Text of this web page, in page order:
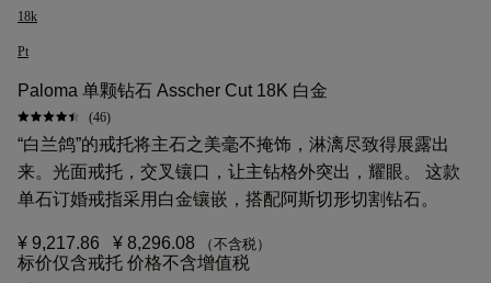
18k
Pt
Paloma 单颗钻石 Asscher Cut 18K 白金
(46)
“白兰鸽”的戒托将主石之美毫不掩饰，淋漓尽致得展露出
来。光面戒托，交叉镶口，让主钻格外突出，耀眼。 这款
单石订婚戒指采用白金镶嵌，搭配阿斯切形切割钻石。
¥ 9,217.86 ¥ 8,296.08 （不含税）
标价仅含戒托 价格不含增值税